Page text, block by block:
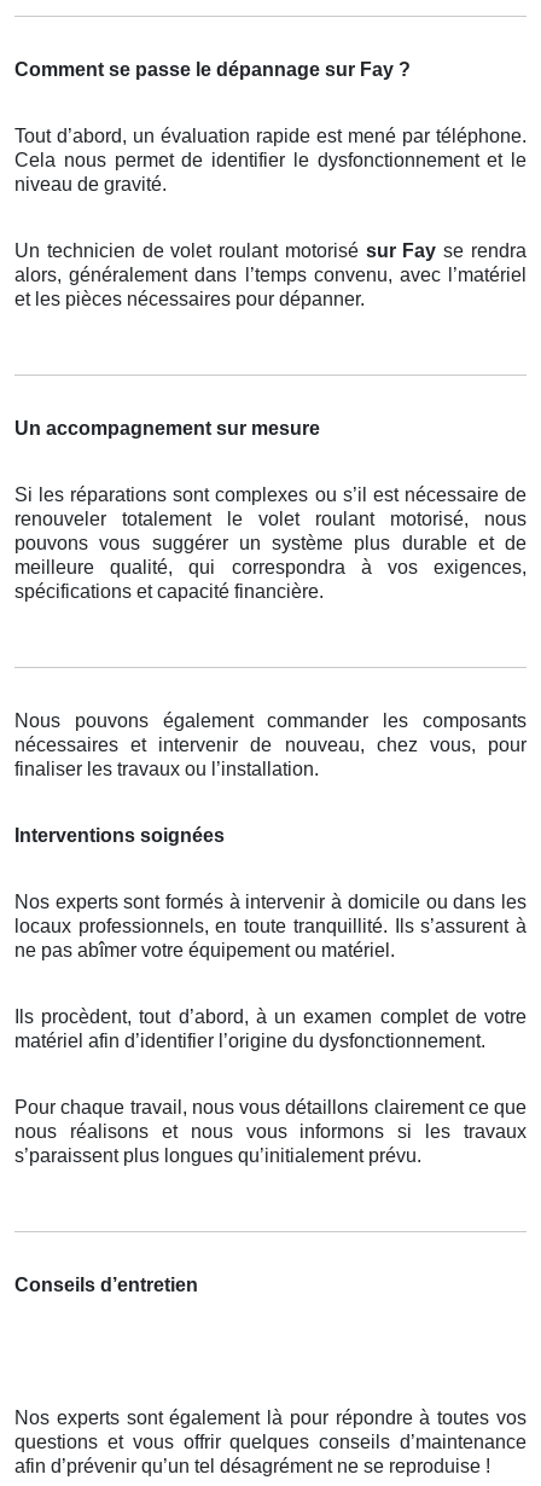
Comment se passe le dépannage sur Fay ?
Tout d’abord, un évaluation rapide est mené par téléphone.
Cela nous permet de identifier le dysfonctionnement et le
niveau de gravité.
Un technicien de volet roulant motorisé sur Fayse rendra
alors, généralement dans l’temps convenu, avec l’matériel
et les pièces nécessaires pour dépanner.
Un accompagnement sur mesure
Si les réparations sont complexes ou s’il est nécessaire de
renouveler totalement le volet roulant motorisé, nous
pouvons vous suggérer un système plus durable et de
meilleure qualité, qui correspondra à vos exigences,
spécifications et capacité financière.
Nous pouvons également commander les composants
nécessaires et intervenir de nouveau, chez vous, pour
finaliser les travaux ou l’installation.
Interventions soignées
Nos experts sont formés à intervenir à domicile ou dans les
locaux professionnels, en toute tranquillité. Ils s’assurent à
ne pas abîmer votre équipement ou matériel.
Ils procèdent, tout d’abord, à un examen complet de votre
matériel afin d’identifier l’origine du dysfonctionnement.
Pour chaque travail, nous vous détaillons clairement ce que
nous réalisons et nous vous informons si les travaux
s’paraissent plus longues qu’initialement prévu.
Conseils d’entretien
Nos experts sont également là pour répondre à toutes vos
questions et vous offrir quelques conseils d’maintenance
afin d’prévenir qu’un tel désagrément ne se reproduise !